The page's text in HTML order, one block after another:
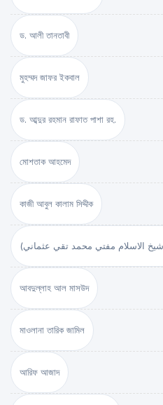
ড. আলী তানতাবী
মুহম্মদ জাফর ইকবাল
ড. আব্দুর রহমান রাফাত পাশা রহ.
মোশতাক আহমেদ
কাজী আবুল কালাম সিদ্দীক
আবদুল্লাহ আল মাসউদ
মাওলানা তারিক জামিল
আরিফ আজাদ